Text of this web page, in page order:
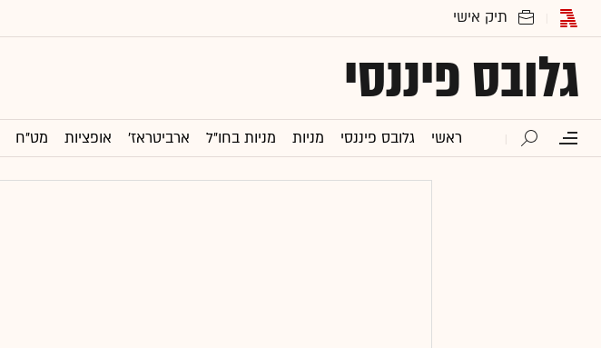
גלובס פיננסי
ראשי גלובס פיננסי מניות מניות בחו"ל ארביטראז' אופציות מט"ח